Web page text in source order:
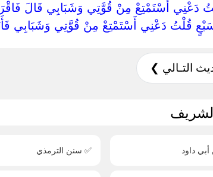
أَسْتَمْتِعْ مِنْ قُوَّتِي وَشَبَابِي قَالَ
قُلْتُ دَعْنِي أَسْتَمْتِعْ مِنْ قُوَّتِي وَشَبَابِي
التـالي ❯
داود ✅ سنن الترمذي